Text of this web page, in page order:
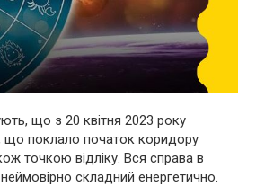
що з 20 квітня 2023 року
що поклало початок коридору
точкою відліку. Вся справа в
складний енергетично.